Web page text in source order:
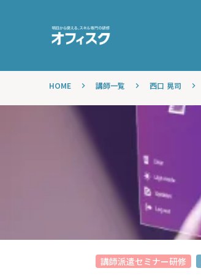
HOME keyboard_arrow_right 講師一覧 keyboard_arrow_right 西口 晃司 keyboard_arrow_right
講師派遣セミナー研修